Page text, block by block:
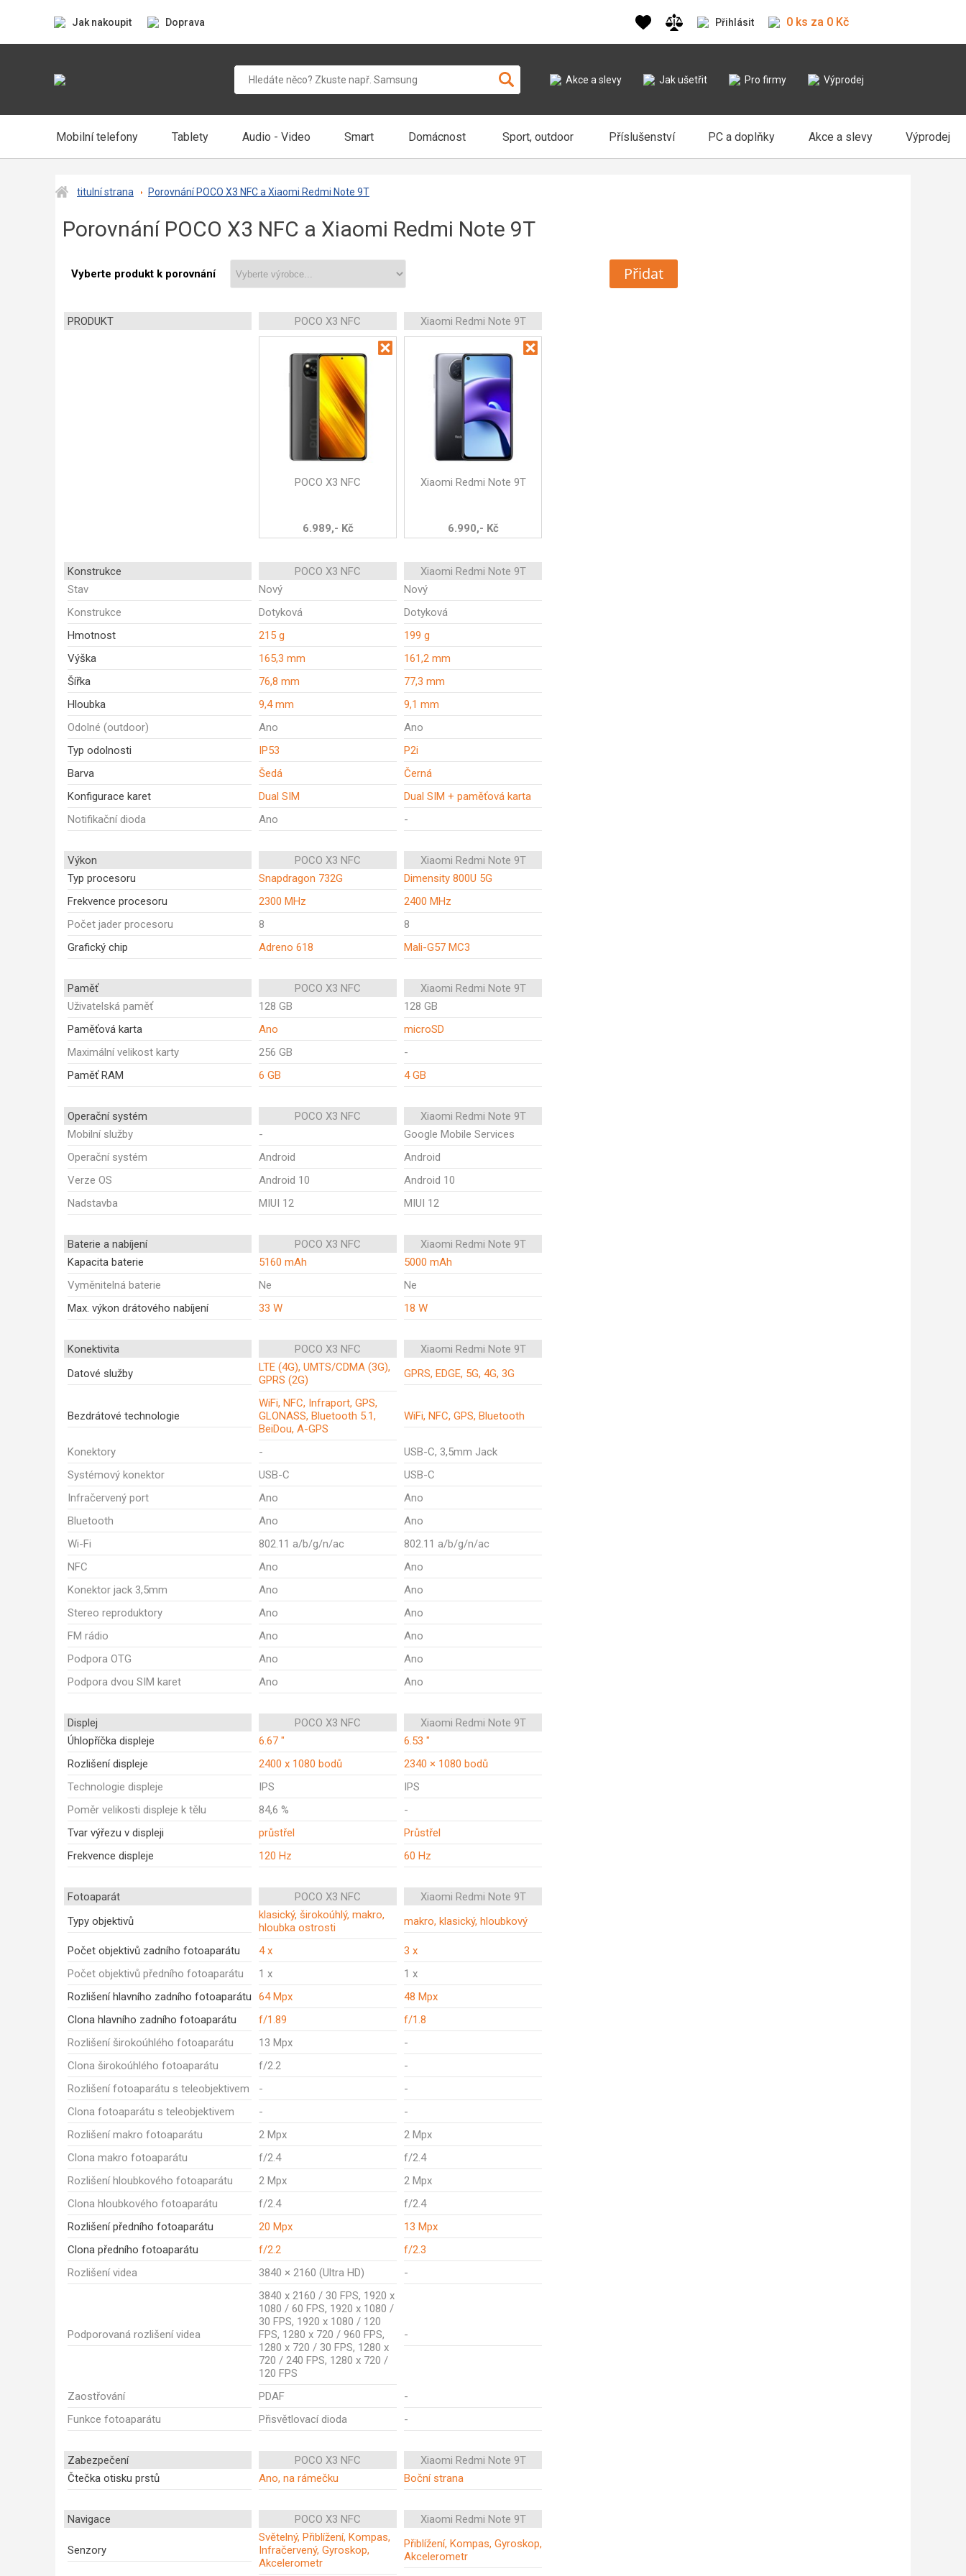
Jak nakoupit Doprava Přihlásit 0 ks za 0 Kč
Akce a slevy Jak ušetřit Pro firmy Výprodej
Mobilní telefony Tablety Audio - Video Smart Domácnost Sport, outdoor Příslušenství PC a doplňky Akce a slevy Výprodej
titulní strana Porovnání POCO X3 NFC a Xiaomi Redmi Note 9T
Porovnání POCO X3 NFC a Xiaomi Redmi Note 9T
Vyberte produkt k porovnání Přidat
PRODUKT POCO X3 NFC Xiaomi Redmi Note 9T
POCO X3 NFC
6.989,- Kč
Xiaomi Redmi Note 9T
6.990,- Kč
Konstrukce POCO X3 NFC
Xiaomi Redmi Note 9T
Stav
Nový
Nový
Konstrukce
Dotyková
Dotyková
Hmotnost
215 g
199 g
Výška
165,3 mm
161,2 mm
Šířka
76,8 mm
77,3 mm
Hloubka
9,4 mm
9,1 mm
Odolné (outdoor)
Ano
Ano
Typ odolnosti
IP53
P2i
Barva
Šedá
Černá
Konfigurace karet
Dual SIM
Dual SIM + paměťová karta
Notifikační dioda
Ano -
Výkon POCO X3 NFC
Xiaomi Redmi Note 9T
Typ procesoru
Snapdragon 732G
Dimensity 800U 5G
Frekvence procesoru
2300 MHz
2400 MHz
Počet jader procesoru
8
8
Grafický chip
Adreno 618 Mali-G57 MC3
Paměť POCO X3 NFC
Xiaomi Redmi Note 9T
Uživatelská paměť
128 GB
128 GB
Paměťová karta
Ano
microSD
Maximální velikost karty
256 GB
-
Paměť RAM
6 GB 4 GB
Operační systém POCO X3 NFC
Xiaomi Redmi Note 9T
Mobilní služby
-
Google Mobile Services
Operační systém
Android
Android
Verze OS
Android 10
Android 10
Nadstavba
MIUI 12 MIUI 12
Baterie a nabíjení POCO X3 NFC
Xiaomi Redmi Note 9T
Kapacita baterie
5160 mAh
5000 mAh
Vyměnitelná baterie
Ne
Ne
Max. výkon drátového nabíjení
33 W 18 W
Konektivita POCO X3 NFC
Xiaomi Redmi Note 9T
Datové služby
LTE (4G), UMTS/CDMA (3G),
GPRS (2G)
GPRS, EDGE, 5G, 4G, 3G
Bezdrátové technologie
WiFi, NFC, Infraport, GPS,
GLONASS, Bluetooth 5.1,
BeiDou, A-GPS
WiFi, NFC, GPS, Bluetooth
Konektory -
USB-C, 3,5mm Jack
Systémový konektor
USB-C
USB-C
Infračervený port
Ano
Ano
Bluetooth
Ano
Ano
Wi-Fi
802.11 a/b/g/n/ac
802.11 a/b/g/n/ac
NFC
Ano
Ano
Konektor jack 3,5mm
Ano
Ano
Stereo reproduktory
Ano
Ano
FM rádio
Ano
Ano
Podpora OTG
Ano
Ano
Podpora dvou SIM karet
Ano Ano
Displej POCO X3 NFC
Xiaomi Redmi Note 9T
Úhlopříčka displeje
6.67 "
6.53 "
Rozlišení displeje
2400 x 1080 bodů
2340 × 1080 bodů
Technologie displeje
IPS
IPS
Poměr velikosti displeje k tělu
84,6 %
-
Tvar výřezu v displeji
průstřel
Průstřel
Frekvence displeje
120 Hz 60 Hz
Fotoaparát POCO X3 NFC
Xiaomi Redmi Note 9T
Typy objektivů
klasický, širokoúhlý, makro,
hloubka ostrosti
makro, klasický, hloubkový
Počet objektivů zadního fotoaparátu 4 x
3 x
Počet objektivů předního fotoaparátu
1 x
1 x
Rozlišení hlavního zadního fotoaparátu
64 Mpx
48 Mpx
Clona hlavního zadního fotoaparátu
f/1.89
f/1.8
Rozlišení širokoúhlého fotoaparátu
13 Mpx
-
Clona širokoúhlého fotoaparátu
f/2.2
-
Rozlišení fotoaparátu s teleobjektivem
-
-
Clona fotoaparátu s teleobjektivem
-
-
Rozlišení makro fotoaparátu
2 Mpx
2 Mpx
Clona makro fotoaparátu
f/2.4
f/2.4
Rozlišení hloubkového fotoaparátu
2 Mpx
2 Mpx
Clona hloubkového fotoaparátu
f/2.4
f/2.4
Rozlišení předního fotoaparátu
20 Mpx
13 Mpx
Clona předního fotoaparátu
f/2.2
f/2.3
Rozlišení videa
3840 × 2160 (Ultra HD) -
Podporovaná rozlišení videa
3840 x 2160 / 30 FPS, 1920 x
1080 / 60 FPS, 1920 x 1080 /
30 FPS, 1920 x 1080 / 120
FPS, 1280 x 720 / 960 FPS,
1280 x 720 / 30 FPS, 1280 x
720 / 240 FPS, 1280 x 720 /
120 FPS
-
Zaostřování PDAF
-
Funkce fotoaparátu
Přisvětlovací dioda -
Zabezpečení POCO X3 NFC
Xiaomi Redmi Note 9T
Čtečka otisku prstů
Ano, na rámečku Boční strana
Navigace POCO X3 NFC Xiaomi Redmi Note 9T
Senzory
Světelný, Přiblížení, Kompas,
Infračervený, Gyroskop,
Akcelerometr
Přiblížení, Kompas, Gyroskop,
Akcelerometr